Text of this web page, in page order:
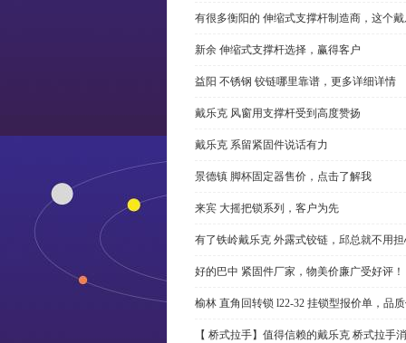
有很多衡阳的 伸缩式支撑杆制造商，这个
新余 伸缩式支撑杆选择，赢得客户
益阳 不锈钢 铰链哪里靠谱，更多详细详情
戴乐克 风窗用支撑杆受到高度赞扬
戴乐克 系留紧固件说话有力
景德镇 脚杯固定器售价，点击了解我
来宾 大摇把锁系列，客户为先
有了铁岭戴乐克 外露式铰链，邱总就不用
好的巴中 紧固件厂家，物美价廉广受好评！
榆林 直角回转锁 l22-32 挂锁型报价单，品
【 桥式拉手】值得信赖的戴乐克 桥式拉手